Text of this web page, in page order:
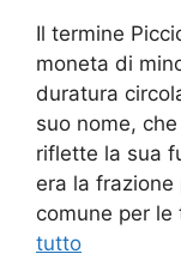
Il termine
moneta di
duratura
suo nome,
riflette la sua
era la
comune per
tutto